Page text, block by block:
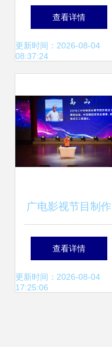
级改版 珠海广播影
视传媒集团2024年
查看详情
更新时间：2026-08-04
08:37:24
广电影视节目制作
专业学生跟岗实训
走进中央电视台 触
查看详情
更新时间：2026-08-04
17:25:06